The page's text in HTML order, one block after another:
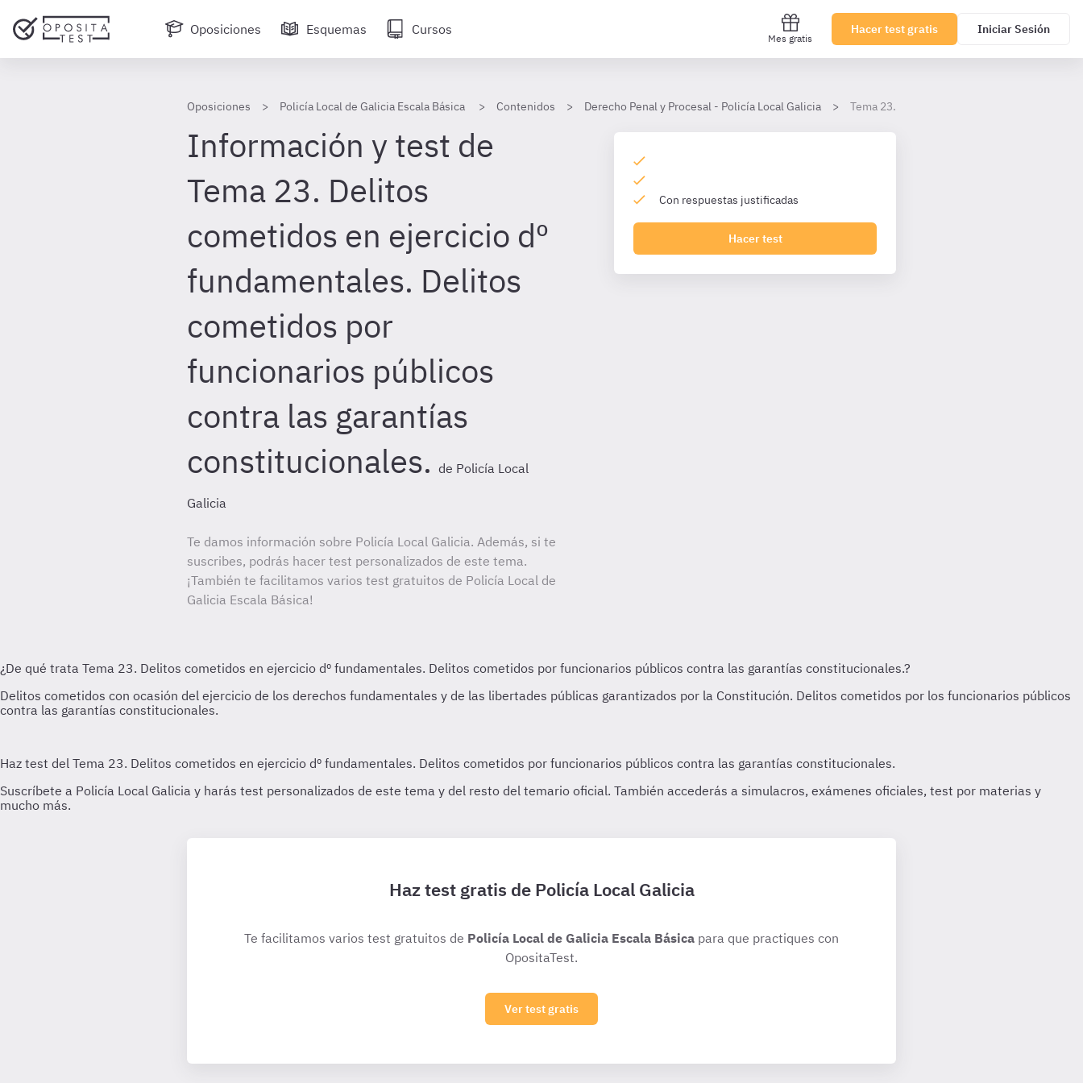
Oposiciones Esquemas Cursos
Mes gratis
Hacer test gratis Iniciar Sesión
Oposiciones Policía Local de Galicia Escala Básica Contenidos Derecho Penal y Procesal - Policía Local Galicia Tema 23. Delitos cometidos en ejercicio dº
Información y test de
Tema 23. Delitos
cometidos en ejercicio dº
fundamentales. Delitos
cometidos por
funcionarios públicos
contra las garantías
constitucionales. de Policía Local
Galicia
Te damos información sobre Policía Local Galicia. Además, si te
suscribes, podrás hacer test personalizados de este tema.
¡También te facilitamos varios test gratuitos de Policía Local de
Galicia Escala Básica!
Con respuestas justificadas
Hacer test
Haz test gratis de Policía Local Galicia
Te facilitamos varios test gratuitos de Policía Local de Galicia Escala Básica para que practiques con
OpositaTest.
Ver test gratis